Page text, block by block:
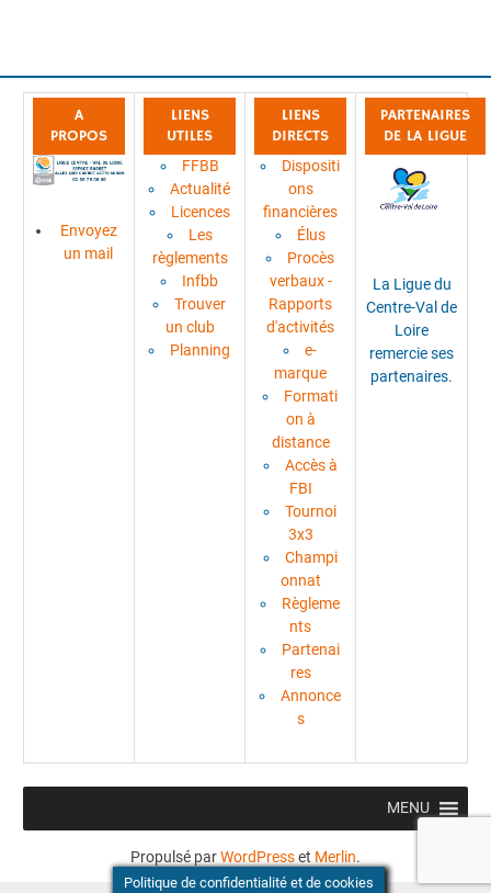
A
PROPOS
Envoyez
un mail
LIENS
UTILES
FFBB
Actualité
Licences
Les
règlements
Infbb
Trouver
un club
Planning
LIENS
DIRECTS
Dispositi
ons
financières
Élus
Procès
verbaux -
Rapports
d'activités
e-
marque
Formati
on à
distance
Accès à
FBI
Tournoi
3x3
Champi
onnat
Règleme
nts
Partenai
res
Annonce
s
PARTENAIRES
DE LA LIGUE
La Ligue du
Centre-Val de
Loire
remercie ses
partenaires.
MENU
Propulsé parWordPresset Merlin.
Politique de confidentialité et de cookies